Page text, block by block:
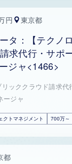
円 東京都
タ：【テクノ
求代行・サポ
ジャ<1466>
リッククラウド請求
ージャ
クトマネジメント 700万～
都